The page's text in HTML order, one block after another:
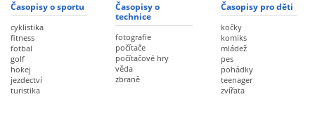
Časopisy o sportu
cyklistika
fitness
fotbal
golf
hokej
jezdectví
turistika
Časopisy o
technice
fotografie
počítače
počítačové hry
věda
zbraně
Časopisy pro děti
kočky
komiks
mládež
pes
pohádky
teenager
zvířata